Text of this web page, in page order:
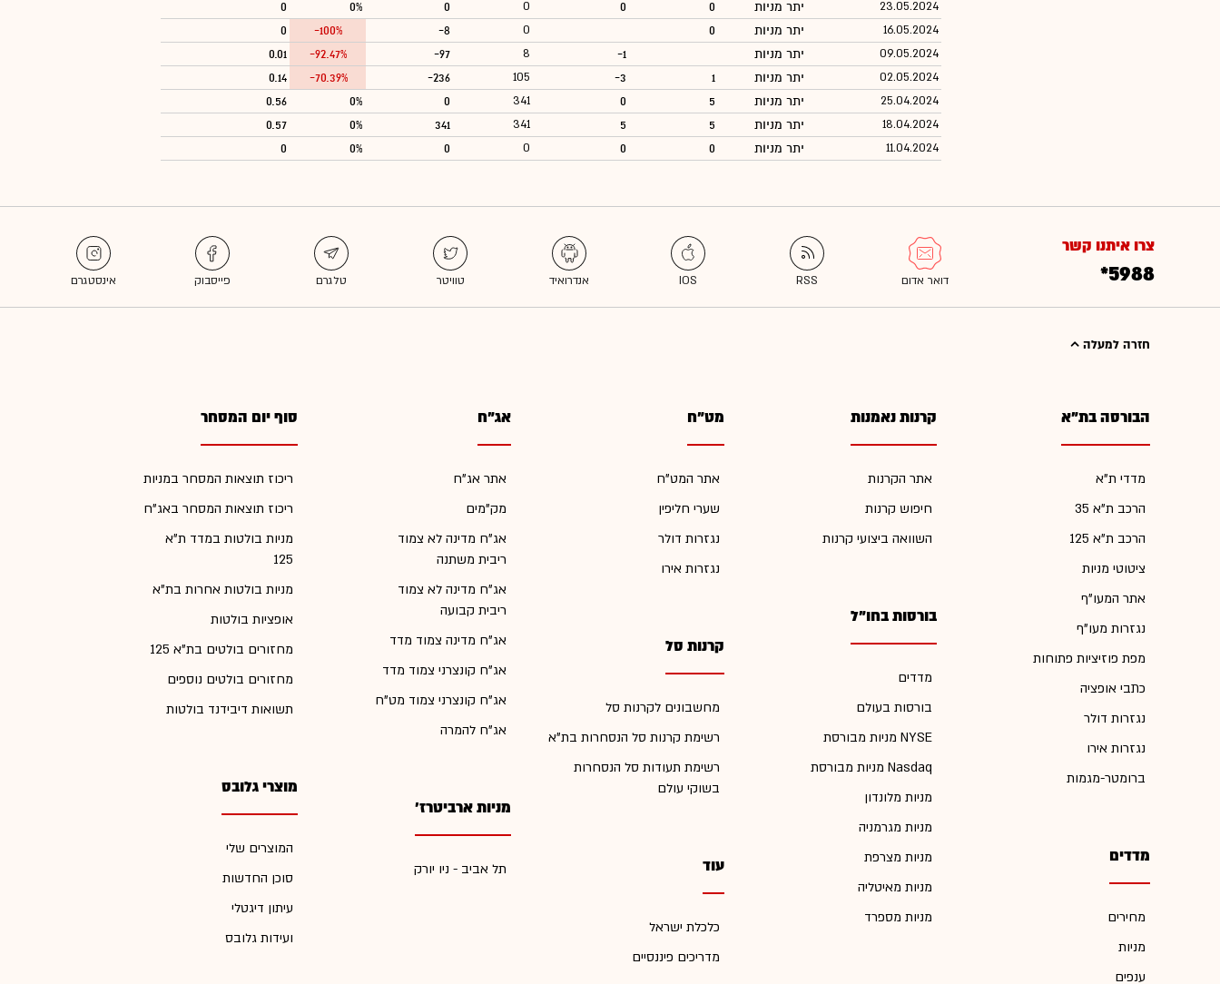
23.05.2024 יתר מניות 0
0
0
0
0%
0
16.05.2024 יתר מניות 0
0
-8
-100%
0
09.05.2024 יתר מניות -1
8
-97
-92.47%
0.01
02.05.2024 יתר מניות 1
-3
105
-236
-70.39%
0.14
25.04.2024 יתר מניות 5
0
341
0
0%
0.56
18.04.2024 יתר מניות 5
5
341
341
0%
0.57
11.04.2024 יתר מניות 0
0
0
0
0%
0
צרו איתנו קשר
*5988
חזרה למעלה
הבורסה בת"א
מדדי ת"א
הרכב ת"א 35
הרכב ת"א 125
ציטוטי מניות
אתר המעו"ף
נגזרות מעו"ף
מפת פוזיציות פתוחות
כתבי אופציה
נגזרות דולר
נגזרות אירו
ברומטר-מגמות
מדדים
מחירים
מניות
ענפים
קרנות נאמנות
אתר הקרנות
חיפוש קרנות
השוואה ביצועי קרנות
בורסות בחו"ל
מדדים
בורסות בעולם
מניות מבורסת NYSE
מניות מבורסת Nasdaq
מניות מלונדון
מניות מגרמניה
מניות מצרפת
מניות מאיטליה
מניות מספרד
מט"ח
אתר המט"ח
שערי חליפין
נגזרות דולר
נגזרות אירו
קרנות סל
מחשבונים לקרנות סל
רשימת קרנות סל הנסחרות בת"א
רשימת תעודות סל הנסחרות
בשוקי עולם
עוד
כלכלת ישראל
מדריכים פיננסיים
אג"ח
אתר אג"ח
מק"מים
אג"ח מדינה לא צמוד
ריבית משתנה
אג"ח מדינה לא צמוד
ריבית קבועה
אג"ח מדינה צמוד מדד
אג"ח קונצרני צמוד מדד
אג"ח קונצרני צמוד מט"ח
אג"ח להמרה
מניות ארביטרז'
תל אביב - ניו יורק
סוף יום המסחר
ריכוז תוצאות המסחר במניות
ריכוז תוצאות המסחר באג"ח
מניות בולטות במדד ת"א
125
מניות בולטות אחרות בת"א
אופציות בולטות
מחזורים בולטים בת"א 125
מחזורים בולטים נוספים
תשואות דיבידנד בולטות
מוצרי גלובס
המוצרים שלי
סוכן החדשות
עיתון דיגטלי
ועידות גלובס